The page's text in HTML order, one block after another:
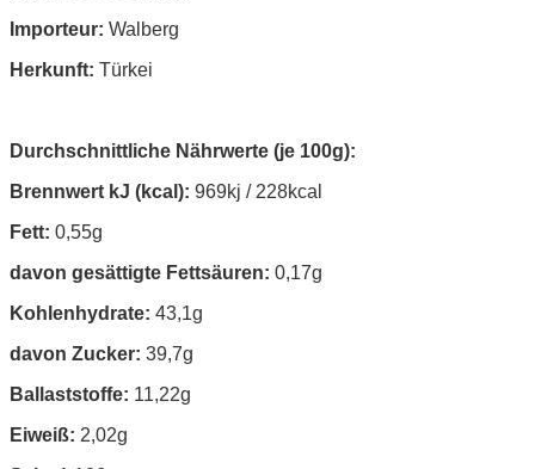
Importeur: Walberg
Herkunft: Türkei
Durchschnittliche Nährwerte (je 100g):
Brennwert kJ (kcal): 969kj / 228kcal
Fett: 0,55g
davon gesättigte Fettsäuren: 0,17g
Kohlenhydrate: 43,1g
davon Zucker: 39,7g
Ballaststoffe: 11,22g
Eiweiß: 2,02g